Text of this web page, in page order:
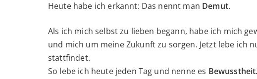
Heute habe ich erkannt: Das nennt man Demut.
Als ich mich selbst zu lieben begann, habe ich mich
und mich um meine Zukunft zu sorgen. Jetzt lebe ich
stattfindet.
So lebe ich heute jeden Tag und nenne es Bewusstheit.